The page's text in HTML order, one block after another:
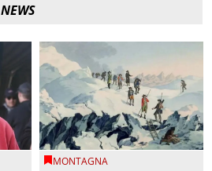
MONTAGNA